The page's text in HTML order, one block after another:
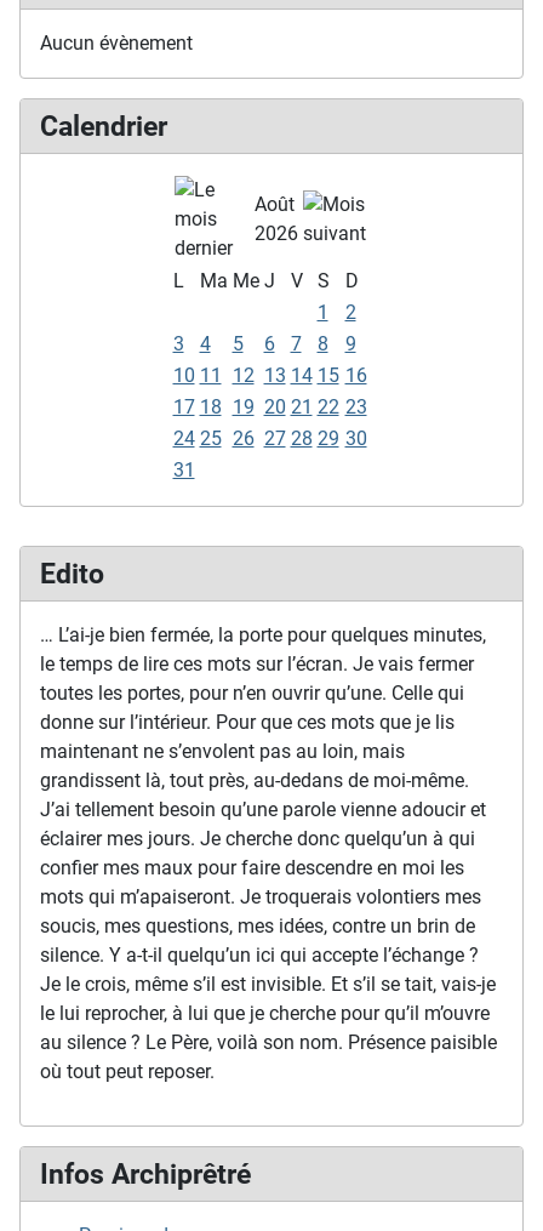
Edito
… L’ai-je bien fermée, la porte pour quelques minutes,
le temps de lire ces mots sur l’écran. Je vais fermer
toutes les portes, pour n’en ouvrir qu’une. Celle qui
donne sur l’intérieur. Pour que ces mots que je lis
maintenant ne s’envolent pas au loin, mais
grandissent là, tout près, au-dedans de moi-même.
J’ai tellement besoin qu’une parole vienne adoucir et
éclairer mes jours. Je cherche donc quelqu’un à qui
confier mes maux pour faire descendre en moi les
mots qui m’apaiseront. Je troquerais volontiers mes
soucis, mes questions, mes idées, contre un brin de
silence. Y a-t-il quelqu’un ici qui accepte l’échange ?
Je le crois, même s’il est invisible. Et s’il se tait, vais-je
le lui reprocher, à lui que je cherche pour qu’il m’ouvre
au silence ? Le Père, voilà son nom. Présence paisible
où tout peut reposer.
Infos Archiprêtré
Aucun évènement
Calendrier
Août
2026
L Ma Me J V S
D
1
2
3
4 5 6 7 8
9
10 11 12 13 14 15 16
17 18 19 20 21 22 23
24 25 26 27 28 29 30
31